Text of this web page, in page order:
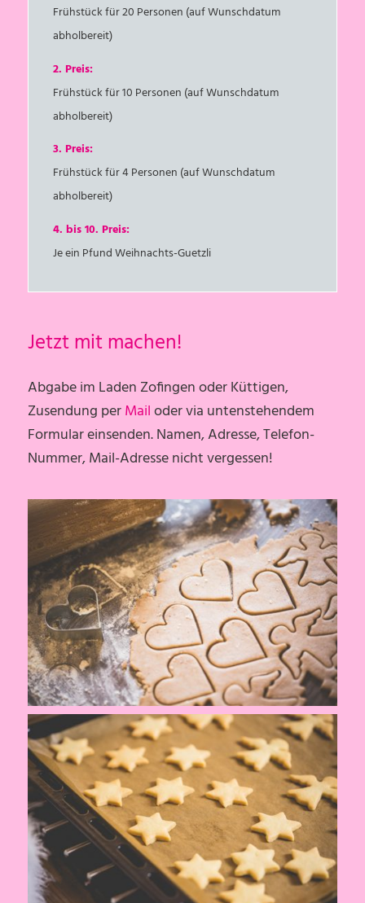
Frühstück für 20 Personen (auf Wunschdatum
abholbereit)
2. Preis:
Frühstück für 10 Personen (auf Wunschdatum
abholbereit)
3. Preis:
Frühstück für 4 Personen (auf Wunschdatum
abholbereit)
4. bis 10. Preis:
Je ein Pfund Weihnachts-Guetzli
Jetzt mit machen!
Abgabe im Laden Zofingen oder Küttigen,
Zusendung perMailoder via untenstehendem
Formular einsenden. Namen, Adresse, Telefon-
Nummer, Mail-Adresse nicht vergessen!